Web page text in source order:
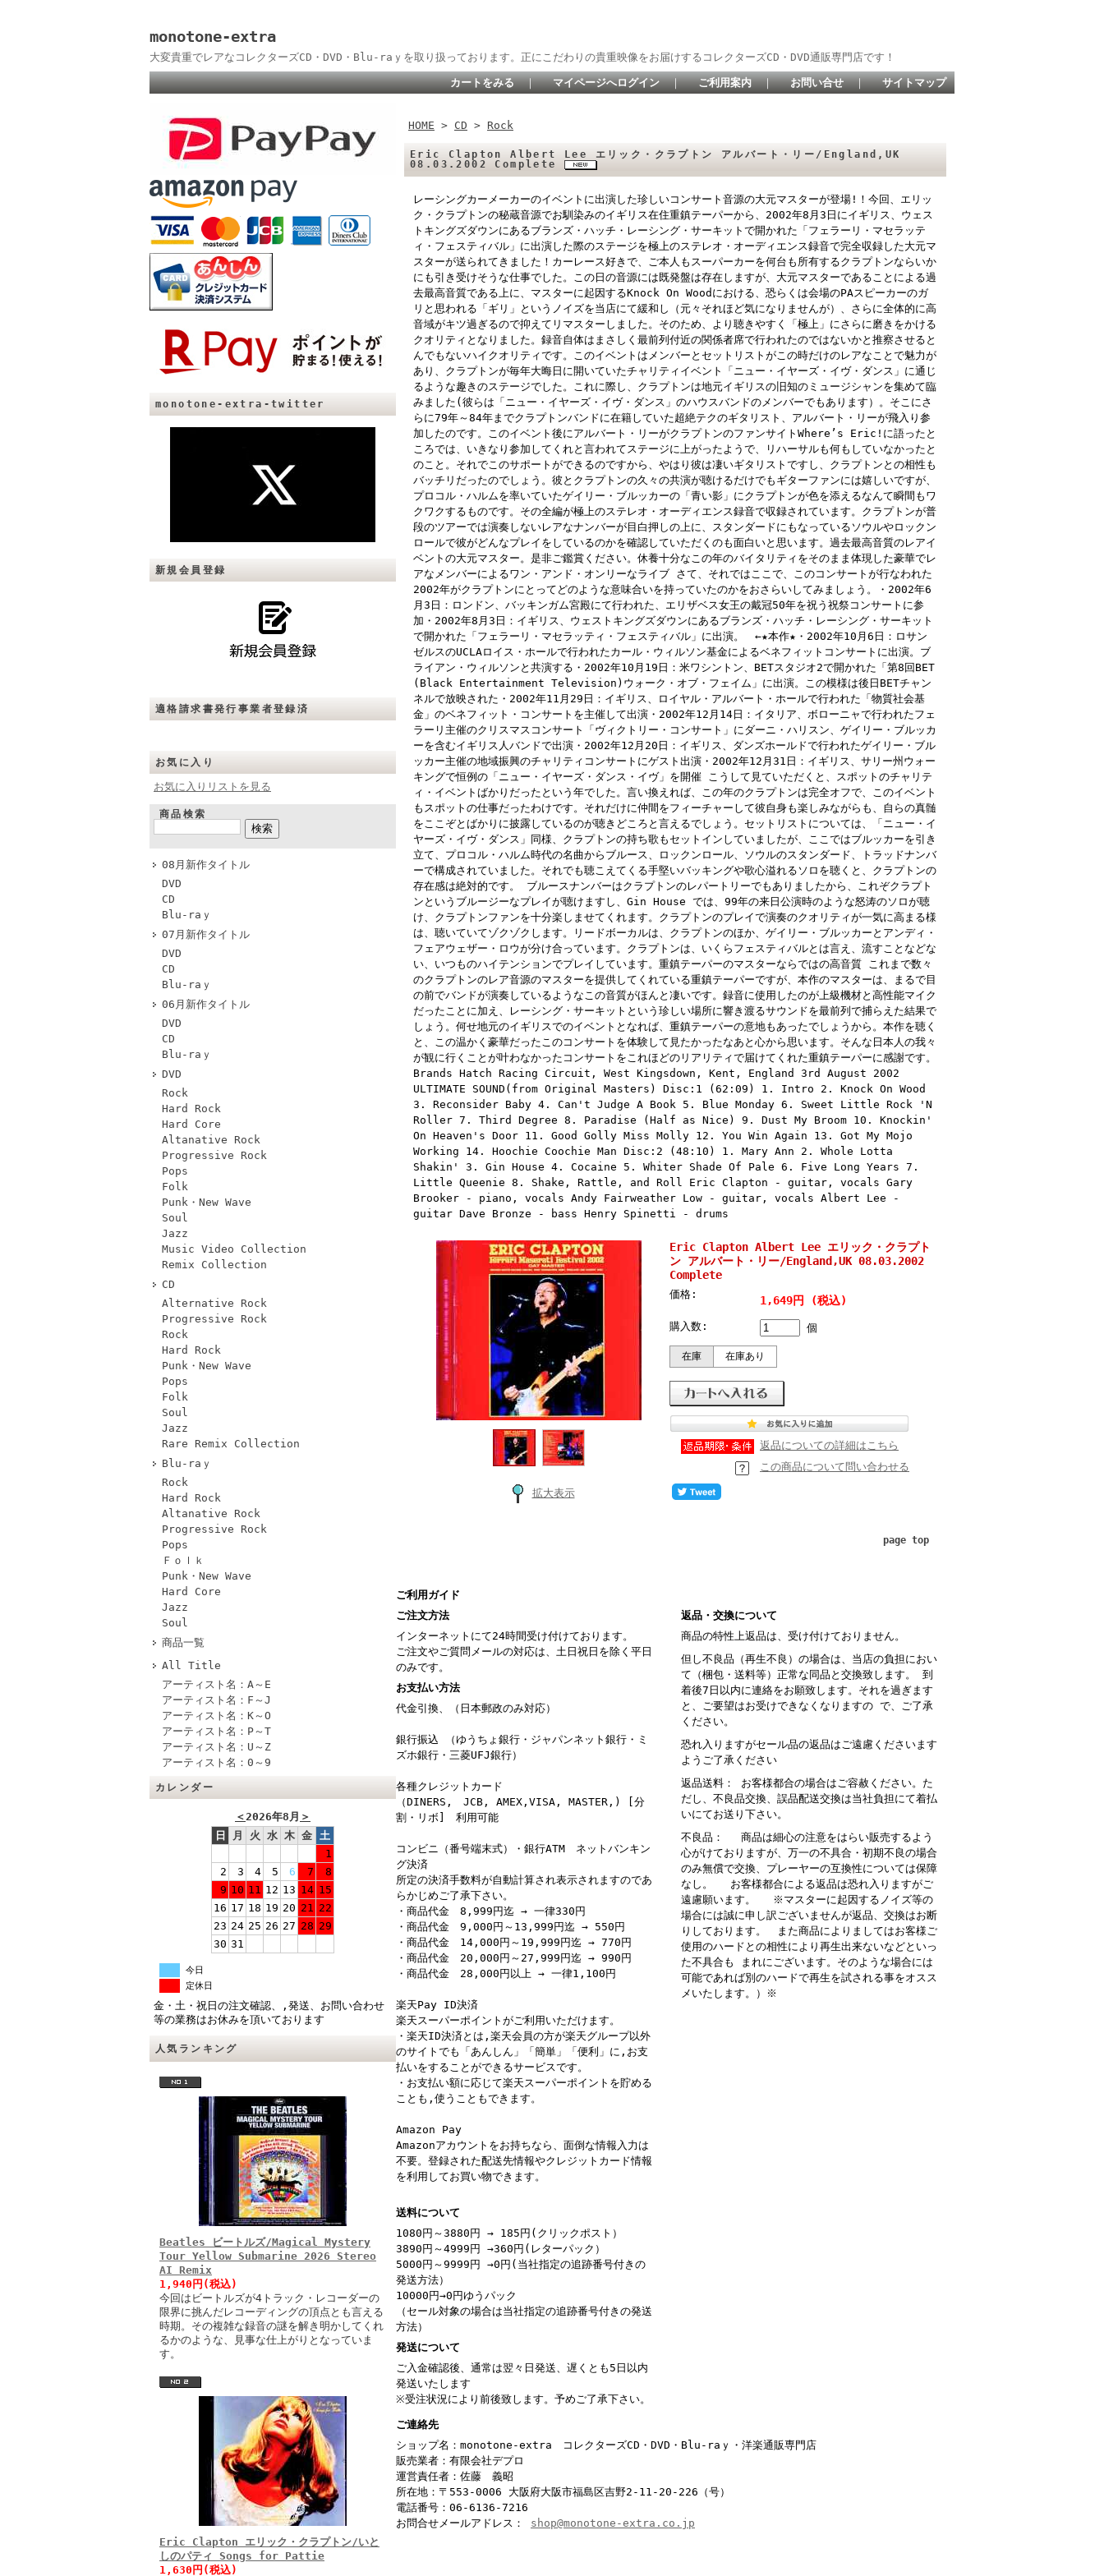
monotone-extra
大変貴重でレアなコレクターズCD・DVD・Blu-raｙを取り扱っております。正にこだわりの貴重映像をお届けするコレクターズCD・DVD通販専門店です！
カートをみる ｜ マイページへログイン ｜ ご利用案内 ｜ お問い合せ ｜ サイトマップ
monotone-extra-twitter
新規会員登録
適格請求書発行事業者登録済
お気に入り
お気に入りリストを見る
商品検索
08月新作タイトル
DVD
CD
Blu-raｙ
07月新作タイトル
DVD
CD
Blu-raｙ
06月新作タイトル
DVD
CD
Blu-raｙ
DVD
Rock
Hard Rock
Hard Core
Altanative Rock
Progressive Rock
Pops
Folk
Punk・New Wave
Soul
Jazz
Music Video Collection
Remix Collection
CD
Alternative Rock
Progressive Rock
Rock
Hard Rock
Punk・New Wave
Pops
Folk
Soul
Jazz
Rare Remix Collection
Blu-raｙ
Rock
Hard Rock
Altanative Rock
Progressive Rock
Pops
Ｆｏｌｋ
Punk・New Wave
Hard Core
Jazz
Soul
商品一覧
All Title
アーティスト名：A～E
アーティスト名：F～J
アーティスト名：K～O
アーティスト名：P～T
アーティスト名：U～Z
アーティスト名：0～9
カレンダー
＜2026年8月 ＞
日
月 火 水 木 金 土
1
2
3 4 5 6 7
8
9 10 11 12 13 14 15
16 17 18 19 20 21 22
23 24 25 26 27 28 29
30 31
今日
定休日
金・土・祝日の注文確認、,発送、お問い合わせ
等の業務はお休みを頂いております
人気ランキング
Beatles ビートルズ/Magical Mystery
Tour Yellow Submarine 2026 Stereo
AI Remix
1,940円(税込)
今回はビートルズが4トラック・レコーダーの
限界に挑んだレコーディングの頂点とも言える
時期。その複雑な録音の謎を解き明かしてくれ
るかのような、見事な仕上がりとなっていま
す。
Eric Clapton エリック・クラプトン/いと
しのパティ Songs for Pattie
1,630円(税込)
HOME > CD > Rock
Eric Clapton Albert Lee エリック・クラプトン アルバート・リー/England,UK
08.03.2002 Complete
レーシングカーメーカーのイベントに出演した珍しいコンサート音源の大元マスターが登場!！今回、エリッ
ク・クラプトンの秘蔵音源でお馴染みのイギリス在住重鎮テーパーから、2002年8月3日にイギリス、ウェス
トキングズダウンにあるブランズ・ハッチ・レーシング・サーキットで開かれた「フェラーリ・マセラッテ
ィ・フェスティバル」に出演した際のステージを極上のステレオ・オーディエンス録音で完全収録した大元マ
スターが送られてきました！カーレース好きで、ご本人もスーパーカーを何台も所有するクラプトンならいか
にも引き受けそうな仕事でした。この日の音源には既発盤は存在しますが、大元マスターであることによる過
去最高音質である上に、マスターに起因するKnock On Woodにおける、恐らくは会場のPAスピーカーのガ
リと思われる「ギリ」というノイズを当店にて緩和し（元々それほど気になりませんが）、さらに全体的に高
音域がキツ過ぎるので抑えてリマスターしました。そのため、より聴きやすく「極上」にさらに磨きをかける
クオリティとなりました。録音自体はまさしく最前列付近の関係者席で行われたのではないかと推察させると
んでもないハイクオリティです。このイベントはメンバーとセットリストがこの時だけのレアなことで魅力が
あり、クラプトンが毎年大晦日に開いていたチャリティイベント「ニュー・イヤーズ・イヴ・ダンス」に通じ
るような趣きのステージでした。これに際し、クラプトンは地元イギリスの旧知のミュージシャンを集めて臨
みました(彼らは「ニュー・イヤーズ・イヴ・ダンス」のハウスバンドのメンバーでもあります）。そこにさ
らに79年～84年までクラプトンバンドに在籍していた超絶テクのギタリスト、アルバート・リーが飛入り参
加したのです。このイベント後にアルバート・リーがクラプトンのファンサイトWhere’s Eric!に語ったと
ころでは、いきなり参加してくれと言われてステージに上がったようで、リハーサルも何もしていなかったと
のこと。それでこのサポートができるのですから、やはり彼は凄いギタリストですし、クラプトンとの相性も
バッチリだったのでしょう。彼とクラプトンの久々の共演が聴けるだけでもギターファンには嬉しいですが、
プロコル・ハルムを率いていたゲイリー・ブルッカーの「青い影」にクラプトンが色を添えるなんて瞬間もワ
クワクするものです。その全編が極上のステレオ・オーディエンス録音で収録されています。クラプトンが普
段のツアーでは演奏しないレアなナンバーが目白押しの上に、スタンダードにもなっているソウルやロックン
ロールで彼がどんなプレイをしているのかを確認していただくのも面白いと思います。過去最高音質のレアイ
ベントの大元マスター。是非ご鑑賞ください。休養十分なこの年のバイタリティをそのまま体現した豪華でレ
アなメンバーによるワン・アンド・オンリーなライブ さて、それではここで、このコンサートが行なわれた
2002年がクラプトンにとってどのような意味合いを持っていたのかをおさらいしてみましょう。・2002年6
月3日：ロンドン、バッキンガム宮殿にて行われた、エリザベス女王の戴冠50年を祝う祝祭コンサートに参
加・2002年8月3日：イギリス、ウェストキングズダウンにあるブランズ・ハッチ・レーシング・サーキット
で開かれた「フェラーリ・マセラッティ・フェスティバル」に出演。 ←★本作★・2002年10月6日：ロサン
ゼルスのUCLAロイス・ホールで行われたカール・ウィルソン基金によるベネフィットコンサートに出演。ブ
ライアン・ウィルソンと共演する・2002年10月19日：米ワシントン、BETスタジオ2で開かれた「第8回BET
(Black Entertainment Television)ウォーク・オブ・フェイム」に出演。この模様は後日BETチャン
ネルで放映された・2002年11月29日：イギリス、ロイヤル・アルバート・ホールで行われた「物質社会基
金」のベネフィット・コンサートを主催して出演・2002年12月14日：イタリア、ボローニャで行われたフェ
ラーリ主催のクリスマスコンサート「ヴィクトリー・コンサート」にダーニ・ハリスン、ゲイリー・ブルッカ
ーを含むイギリス人バンドで出演・2002年12月20日：イギリス、ダンズホールドで行われたゲイリー・ブル
ッカー主催の地域振興のチャリティコンサートにゲスト出演・2002年12月31日：イギリス、サリー州ウォー
キングで恒例の「ニュー・イヤーズ・ダンス・イヴ」を開催 こうして見ていただくと、スポットのチャリテ
ィ・イベントばかりだったという年でした。言い換えれば、この年のクラプトンは完全オフで、このイベント
もスポットの仕事だったわけです。それだけに仲間をフィーチャーして彼自身も楽しみながらも、自らの真髄
をここぞとばかりに披露しているのが聴きどころと言えるでしょう。セットリストについては、「ニュー・イ
ヤーズ・イヴ・ダンス」同様、クラプトンの持ち歌もセットインしていましたが、ここではブルッカーを引き
立て、プロコル・ハルム時代の名曲からブルース、ロックンロール、ソウルのスタンダード、トラッドナンバ
ーで構成されていました。それでも聴こえてくる手堅いバッキングや歌心溢れるソロを聴くと、クラプトンの
存在感は絶対的です。 ブルースナンバーはクラプトンのレパートリーでもありましたから、これぞクラプト
ンというブルージーなプレイが聴けますし、Gin House では、99年の来日公演時のような怒涛のソロが聴
け、クラプトンファンを十分楽しませてくれます。クラプトンのプレイで演奏のクオリティが一気に高まる様
は、聴いていてゾクゾクします。リードボーカルは、クラプトンのほか、ゲイリー・ブルッカーとアンディ・
フェアウェザー・ロウが分け合っています。クラプトンは、いくらフェスティバルとは言え、流すことなどな
い、いつものハイテンションでプレイしています。重鎮テーパーのマスターならではの高音質 これまで数々
のクラプトンのレア音源のマスターを提供してくれている重鎮テーパーですが、本作のマスターは、まるで目
の前でバンドが演奏しているようなこの音質がほんと凄いです。録音に使用したのが上級機材と高性能マイク
だったことに加え、レーシング・サーキットという珍しい場所に響き渡るサウンドを最前列で捕らえた結果で
しょう。何せ地元のイギリスでのイベントとなれば、重鎮テーパーの意地もあったでしょうから。本作を聴く
と、この温かく豪華だったこのコンサートを体験して見たかったなあと心から思います。そんな日本人の我々
が観に行くことが叶わなかったコンサートをこれほどのリアリティで届けてくれた重鎮テーパーに感謝です。
Brands Hatch Racing Circuit, West Kingsdown, Kent, England 3rd August 2002
ULTIMATE SOUND(from Original Masters) Disc:1 (62:09) 1. Intro 2. Knock On Wood
3. Reconsider Baby 4. Can't Judge A Book 5. Blue Monday 6. Sweet Little Rock 'N
Roller 7. Third Degree 8. Paradise (Half as Nice) 9. Dust My Broom 10. Knockin'
On Heaven's Door 11. Good Golly Miss Molly 12. You Win Again 13. Got My Mojo
Working 14. Hoochie Coochie Man Disc:2 (48:10) 1. Mary Ann 2. Whole Lotta
Shakin' 3. Gin House 4. Cocaine 5. Whiter Shade Of Pale 6. Five Long Years 7.
Little Queenie 8. Shake, Rattle, and Roll Eric Clapton - guitar, vocals Gary
Brooker - piano, vocals Andy Fairweather Low - guitar, vocals Albert Lee -
guitar Dave Bronze - bass Henry Spinetti - drums
拡大表示
Eric Clapton Albert Lee エリック・クラプト
ン アルバート・リー/England,UK 08.03.2002
Complete
価格: 1,649円 (税込)
購入数: 個
在庫 在庫あり
返品についての詳細はこちら
この商品について問い合わせる
page top
ご利用ガイド
ご注文方法
インターネットにて24時間受け付けております。
ご注文やご質問メールの対応は、土日祝日を除く平日
のみです。
お支払い方法
代金引換、（日本郵政のみ対応）
銀行振込 （ゆうちょ銀行・ジャパンネット銀行・ミ
ズホ銀行・三菱UFJ銀行）
各種クレジットカード
（DINERS, JCB, AMEX,VISA, MASTER,) [分
割・リボ] 利用可能
コンビニ（番号端末式）・銀行ATM ネットバンキン
グ決済
所定の決済手数料が自動計算され表示されますのであ
らかじめご了承下さい。
・商品代金 8,999円迄 → 一律330円
・商品代金 9,000円～13,999円迄 → 550円
・商品代金 14,000円～19,999円迄 → 770円
・商品代金 20,000円～27,999円迄 → 990円
・商品代金 28,000円以上 → 一律1,100円
楽天Pay ID決済
楽天スーパーポイントがご利用いただけます。
・楽天ID決済とは,楽天会員の方が楽天グループ以外
のサイトでも「あんしん」「簡単」「便利」に,お支
払いをすることができるサービスです。
・お支払い額に応じて楽天スーパーポイントを貯める
ことも,使うこともできます。
Amazon Pay
Amazonアカウントをお持ちなら、面倒な情報入力は
不要。登録された配送先情報やクレジットカード情報
を利用してお買い物できます。
送料について
1080円～3880円 → 185円(クリックポスト）
3890円～4999円 →360円(レターパック）
5000円～9999円 →0円(当社指定の追跡番号付きの
発送方法）
10000円→0円ゆうパック
（セール対象の場合は当社指定の追跡番号付きの発送
方法）
発送について
ご入金確認後、通常は翌々日発送、遅くとも5日以内
発送いたします
※受注状況により前後致します。予めご了承下さい。
返品・交換について
商品の特性上返品は、受け付けておりません。
但し不良品（再生不良）の場合は、当店の負担におい
て（梱包・送料等）正常な同品と交換致します。 到
着後7日以内に連絡をお願致します。それを過ぎます
と、ご要望はお受けできなくなりますの で、ご了承
ください。
恐れ入りますがセール品の返品はご遠慮くださいます
ようご了承ください
返品送料： お客様都合の場合はご容赦ください。た
だし、不良品交換、誤品配送交換は当社負担にて着払
いにてお送り下さい。
不良品： 商品は細心の注意をはらい販売するよう
心がけておりますが、万一の不具合・初期不良の場合
のみ無償で交換、プレーヤーの互換性については保障
なし。 お客様都合による返品は恐れ入りますがご
遠慮願います。 ※マスターに起因するノイズ等の
場合には誠に申し訳ございませんが返品、交換はお断
りしております。 また商品によりましてはお客様ご
使用のハードとの相性により再生出来ないなどといっ
た不具合も まれにございます。そのような場合には
可能であれば別のハードで再生を試される事をオスス
メいたします。）※
ご連絡先
ショップ名：monotone-extra コレクターズCD・DVD・Blu-raｙ・洋楽通販専門店
販売業者：有限会社デプロ
運営責任者：佐藤 義昭
所在地：〒553-0006 大阪府大阪市福島区吉野2-11-20-226（号）
電話番号：06-6136-7216
お問合せメールアドレス： shop@monotone-extra.co.jp